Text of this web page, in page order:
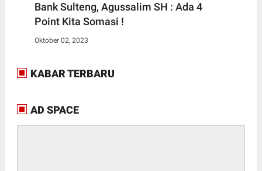
Bank Sulteng, Agussalim SH : Ada 4
Point Kita Somasi !
Oktober 02, 2023
KABAR TERBARU
AD SPACE